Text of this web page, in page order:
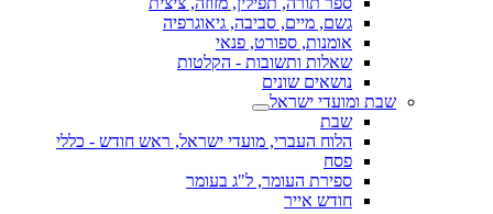
גשם, מיים, סביבה, גיאוגרפיה
אומנות, ספורט, פנאי
שאלות ותשובות - הקלטות
נושאים שונים
שבת ומועדי ישראל
שבת
הלוח העברי, מועדי ישראל, ראש חודש - כללי
פסח
ספירת העומר, ל"ג בעומר
חודש אייר